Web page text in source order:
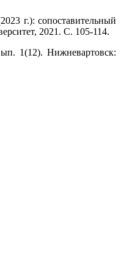
г.): сопоставительный
2021. С. 105-114.
1(12). Нижневартовск: